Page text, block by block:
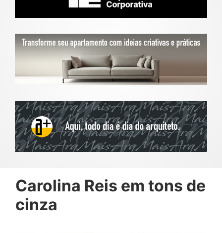
Carolina Reis em tons de
cinza